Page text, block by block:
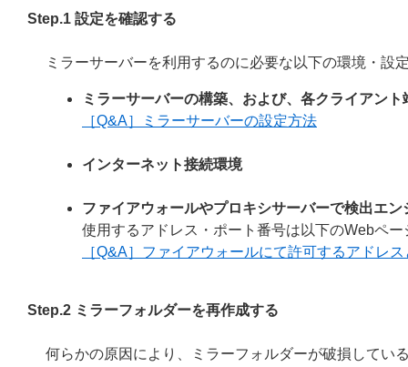
Step.1 設定を確認する
ミラーサーバーを利用するのに必要な以下の環境・設
ミラーサーバーの構築、および、各クライアン
［Q&A］ミラーサーバーの設定方法
インターネット接続環境
ファイアウォールやプロキシサーバーで検出エ
使用するアドレス・ポート番号は以下のWebペ
［Q&A］ファイアウォールにて許可するアドレ
Step.2 ミラーフォルダーを再作成する
何らかの原因により、ミラーフォルダーが破損してい